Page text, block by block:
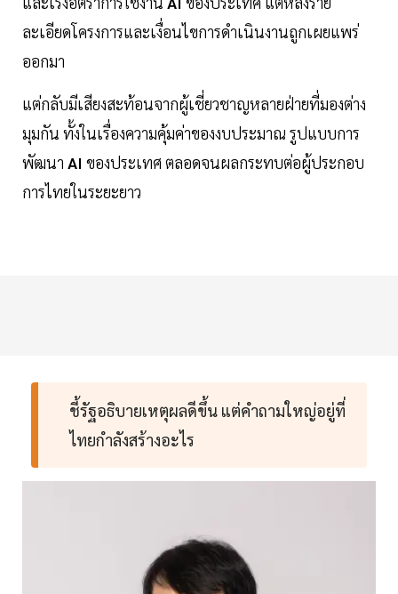
ละเอียดโครงการและเงื่อนไขการดำเนินงานถูกเผยแพร่
ออกมา
แต่กลับมีเสียงสะท้อนจากผู้เชี่ยวชาญหลายฝ่ายที่มองต่าง
มุมกัน ทั้งในเรื่องความคุ้มค่าของงบประมาณ รูปแบบการ
พัฒนา AI ของประเทศ ตลอดจนผลกระทบต่อผู้ประกอบ
การไทยในระยะยาว
ชี้รัฐอธิบายเหตุผลดีขึ้น แต่คำถามใหญ่อยู่ที่
ไทยกำลังสร้างอะไร